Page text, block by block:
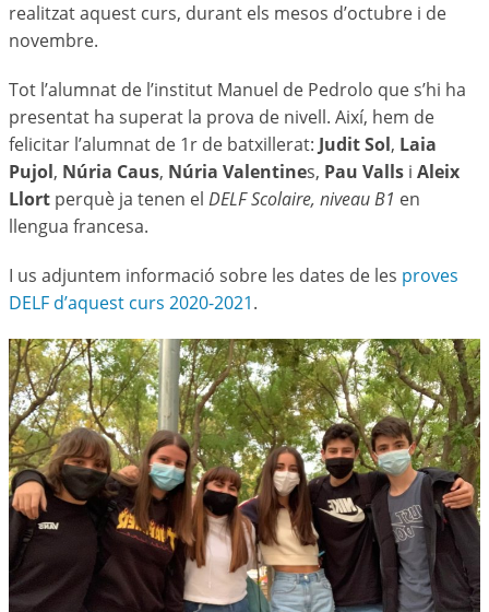
realitzat aquest curs, durant els mesos d’octubre i de
novembre.
Tot l’alumnat de l’institut Manuel de Pedrolo que s’hi ha
presentat ha superat la prova de nivell. Així, hem de
felicitar l’alumnat de 1r de batxillerat: Judit Sol, Laia
Pujol, Núria Caus, Núria Valentines, Pau Valls i Aleix
Llort perquè ja tenen el DELF Scolaire, niveau B1 en
llengua francesa.
I us adjuntem informació sobre les dates de les proves
DELF d’aquest curs 2020-2021.